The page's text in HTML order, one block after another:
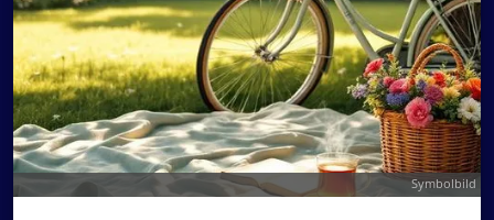
Symbolbild